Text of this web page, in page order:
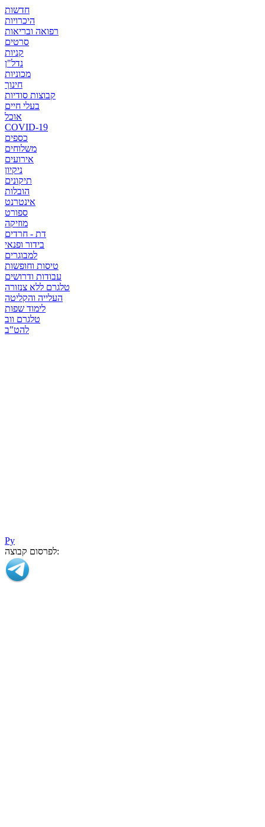
חדשות
היכרויות
רפואה ובריאות
סרטים
קניות
נדל"ן
מכוניות
חינוך
קבוצות סודיות
בעלי חיים
אוכל
COVID-19
כספים
משלוחים
אירועים
ניקיון
תיקונים
הובלות
אינטרנט
ספורט
מוזיקה
דת - חרדים
בידור ופנאי
למבוגרים
טיסות וחופשות
עבודות ודרושים
טלגרם ללא צנזורה
העלייה והקליטה
לימוד שפות
טלגרם ווב
להט"ב
Ру
לפרסום קבוצה: